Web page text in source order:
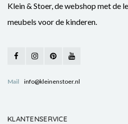
Klein & Stoer, de webshop met de
meubels voor de kinderen.
Mail info@kleinenstoer.nl
KLANTENSERVICE